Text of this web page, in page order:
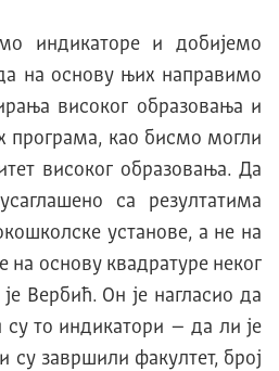
индикаторе и добијемо
на основу њих направимо
високог образовања и
програма, као бисмо могли
високог образовања. Да
са резултатима
установе, а не на
основу квадратуре неког
Вербић. Он је нагласио да
су то индикатори – да ли је
су завршили факултет, број